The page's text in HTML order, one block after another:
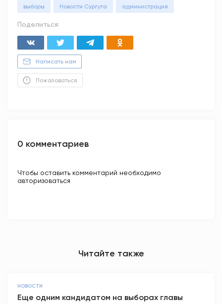
выборы Новости Сургута администрация
Поделиться:
Написать нам
Пожаловаться
0 комментариев
Чтобы оставить комментарий необходимо
авторизоваться
Читайте также
НОВОСТИ
Еще одним кандидатом на выборах главы